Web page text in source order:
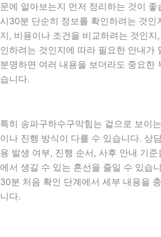
문에 알아보는지 먼저 정리하는 것이
시30분 단순히 정보를 확인하려는 것인
지, 비용이나 조건을 비교하려는 것인
인하려는 것인지에 따라 필요한 안내가
분명하면 여러 내용을 보더라도 중요한
습니다.
특히 송파구하수구막힘는 겉으로 보이
이나 진행 방식이 다를 수 있습니다. 상
용 발생 여부, 진행 순서, 사후 안내 기
에서 생길 수 있는 혼선을 줄일 수 있습
30분 처음 확인 단계에서 세부 내용을
니다.